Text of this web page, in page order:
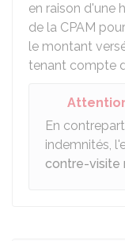
en raison d'une
de la CPAM
le montant
tenant compte
En
indemnités,
contre-visite